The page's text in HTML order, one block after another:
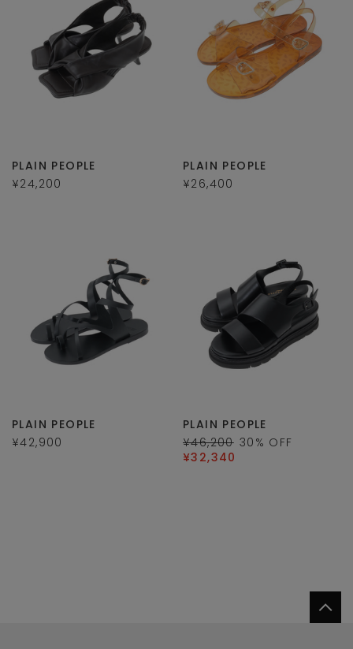
PLAIN PEOPLE
¥24,200
PLAIN PEOPLE
¥26,400
PLAIN PEOPLE
¥42,900
PLAIN PEOPLE
¥46,200 30 % OFF
¥32,340